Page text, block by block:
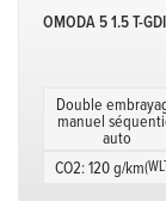
OMODA 5 1.5 T-
Double
manuel
auto
CO2: 120 g/km